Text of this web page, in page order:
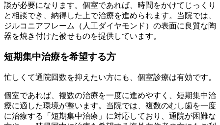
談が必要になります。個室であれば、時間をかけてじっくり
と相談でき、納得した上で治療を進められます。当院では、
ジルコニアフレーム（人工ダイヤモンド）の表面に良質な陶
器を焼き付けた被せものを提供しています。
短期集中治療を希望する方
忙しくて通院回数を抑えたい方にも、個室診療は有効です。
個室であれば、複数の治療を一度に進めやすく、短期集中治
療に適した環境が整います。当院では、複数のむし歯を一度
に治療する「短期集中治療」に対応しており、通院が困難な